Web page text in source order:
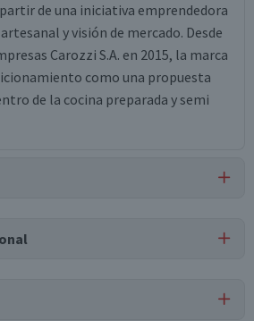
de una iniciativa emprendedora
y visión de mercado. Desde
Carozzi S.A. en 2015, la marca
como una propuesta
de la cocina preparada y semi